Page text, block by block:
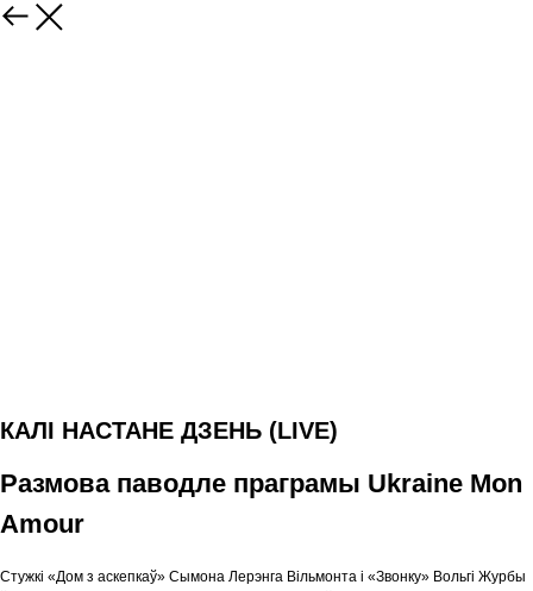
КАЛІ НАСТАНЕ ДЗЕНЬ (LIVE)
Размова паводле праграмы Ukraine Mon
Amour
Стужкі «Дом з аскепкаў» Сымона Лерэнга Вільмонта і «Звонку» Вольгі Журбы